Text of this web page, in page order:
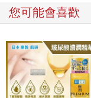
您可能會喜歡